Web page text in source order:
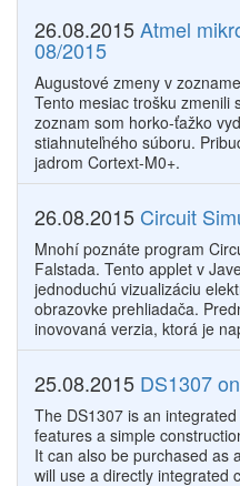
26.08.2015Atmel
08/2015
Augustové zmeny v
Tento mesiac trošku zmenili
zoznam som horko-ťažko
stiahnuteľného súboru.
jadrom Cortext-M0+.
26.08.2015 Circuit
Mnohí poznáte program
Falstada. Tento applet v
jednoduchú vizualizáciu
obrazovke prehliadača.
inovovaná verzia, ktorá je
25.08.2015 DS1307
The DS1307 is an
features a simple
It can also be purchased as
will use a directly integrated